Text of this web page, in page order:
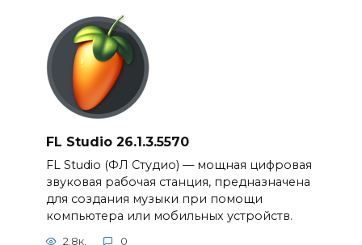
FL Studio 26.1.3.5570
FL Studio (ФЛ Студио) — мощная цифровая
звуковая рабочая станция, предназначена
для создания музыки при помощи
компьютера или мобильных устройств.
2.8к. 0